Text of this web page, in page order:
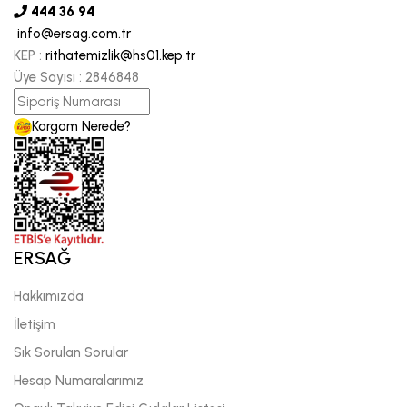
444 36 94
info@ersag.com.tr
KEP : rithatemizlik@hs01.kep.tr
Üye Sayısı : 2846848
Kargom Nerede?
ERSAĞ
Hakkımızda
İletişim
Sık Sorulan Sorular
Hesap Numaralarımız